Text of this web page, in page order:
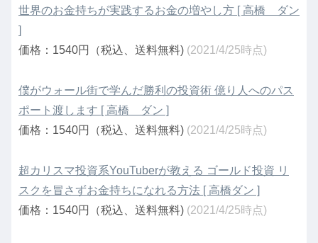
世界のお金持ちが実践するお金の増やし方 [ 高橋 ダン
]
価格：1540円（税込、送料無料) (2021/4/25時点)
僕がウォール街で学んだ勝利の投資術 億り人へのパス
ポート渡します [ 高橋 ダン ]
価格：1540円（税込、送料無料) (2021/4/25時点)
超カリスマ投資系YouTuberが教える ゴールド投資 リ
スクを冒さずお金持ちになれる方法 [ 高橋ダン ]
価格：1540円（税込、送料無料) (2021/4/25時点)